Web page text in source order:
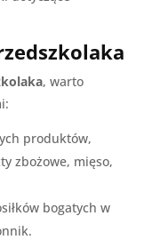
, warto
produktów,
zbożowe, mięso,
bogatych w